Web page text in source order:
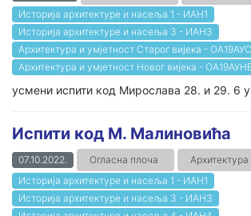
Историја архитектуре и насеља 1 - ИАН1
Историја архитектуре и насеља 3 - ИАН3
Архитектура и умјетност Старог вијека -
Архитектура и умјетност Новог вијека -
усмени испити код Мирослава 28. и 29. 6
Испити код М. Малиновића
07.10.2022. Огласна плоча
Архитектура
Историја архитектуре и насеља 1 - ИАН1
Историја архитектуре и насеља 3 - ИАН3